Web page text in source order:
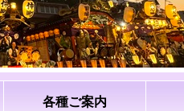
各種ご案内